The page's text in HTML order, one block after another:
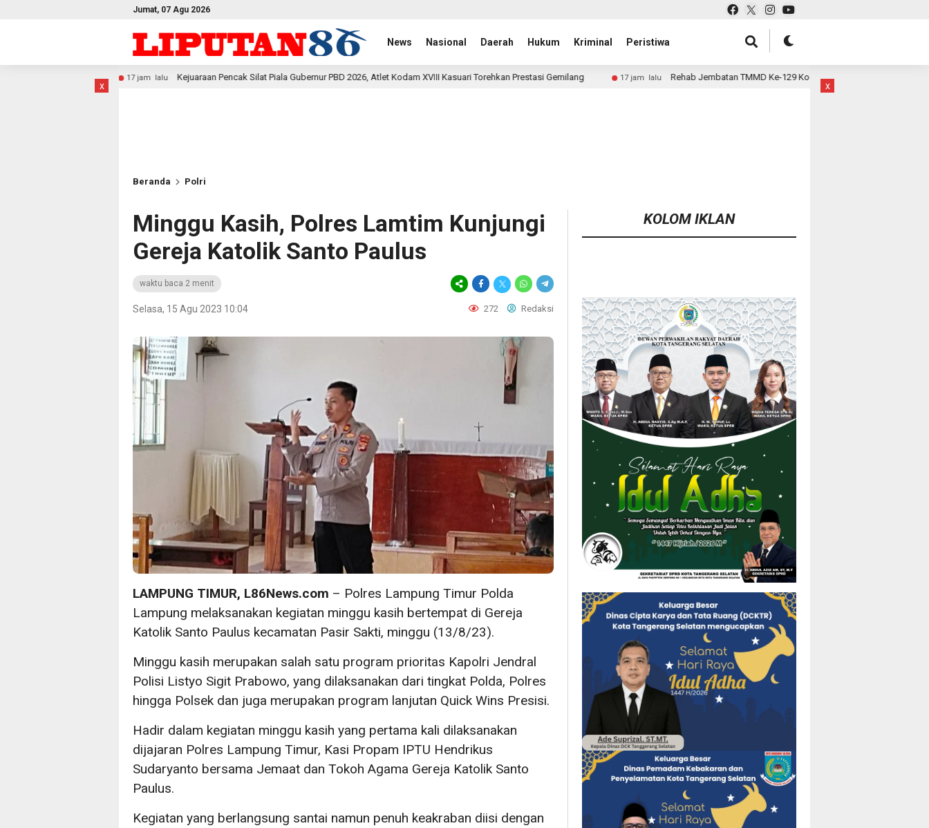
Jumat, 07 Agu 2026
News Nasional Daerah Hukum Kriminal Peristiwa
x
Kejuaraan Pencak Silat Piala Gubernur PBD 2026, Atlet Kodam XVIII Kasuari Torehkan Prestasi Gemilang 17 jam lalu Rehab Jembatan TMMD Ke-129 Kodim 1807/Sorsel Hampir Rampung, Perkuat Akses dan
Beranda Polri
Minggu Kasih, Polres Lamtim Kunjungi
Gereja Katolik Santo Paulus
waktu baca 2 menit
Selasa, 15 Agu 2023 10:04 272 Redaksi
LAMPUNG TIMUR, L86News.com – Polres Lampung Timur Polda
Lampung melaksanakan kegiatan minggu kasih bertempat di Gereja
Katolik Santo Paulus kecamatan Pasir Sakti, minggu (13/8/23).
Minggu kasih merupakan salah satu program prioritas Kapolri Jendral
Polisi Listyo Sigit Prabowo, yang dilaksanakan dari tingkat Polda, Polres
hingga Polsek dan juga merupakan program lanjutan Quick Wins Presisi.
Hadir dalam kegiatan minggu kasih yang pertama kali dilaksanakan
dijajaran Polres Lampung Timur, Kasi Propam IPTU Hendrikus
Sudaryanto bersama Jemaat dan Tokoh Agama Gereja Katolik Santo
Paulus.
Kegiatan yang berlangsung santai namun penuh keakraban diisi dengan
KOLOM IKLAN
x